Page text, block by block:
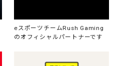
eスポーツチームRush Gaming
のオフィシャルパートナーです